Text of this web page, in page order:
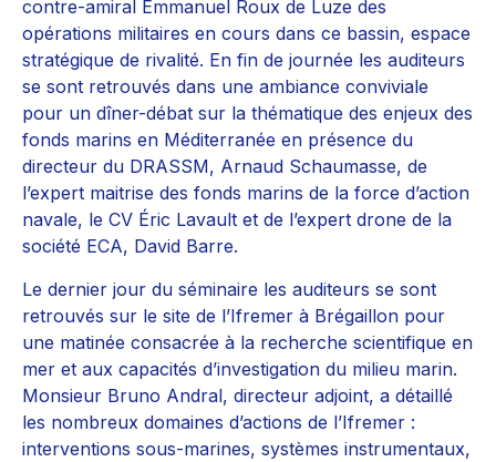
contre-amiral Emmanuel Roux de Luze des
opérations militaires en cours dans ce bassin, espace
stratégique de rivalité. En fin de journée les auditeurs
se sont retrouvés dans une ambiance conviviale
pour un dîner-débat sur la thématique des enjeux des
fonds marins en Méditerranée en présence du
directeur du DRASSM, Arnaud Schaumasse, de
l’expert maitrise des fonds marins de la force d’action
navale, le CV Éric Lavault et de l’expert drone de la
société ECA, David Barre.
Le dernier jour du séminaire les auditeurs se sont
retrouvés sur le site de l’Ifremer à Brégaillon pour
une matinée consacrée à la recherche scientifique en
mer et aux capacités d’investigation du milieu marin.
Monsieur Bruno Andral, directeur adjoint, a détaillé
les nombreux domaines d’actions de l’Ifremer :
interventions sous-marines, systèmes instrumentaux,